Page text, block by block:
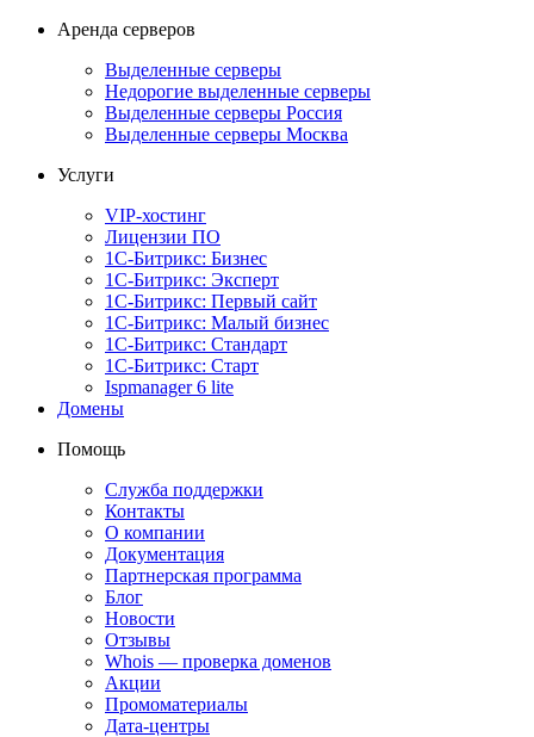
Аренда серверов
Выделенные серверы
Недорогие выделенные серверы
Выделенные серверы Россия
Выделенные серверы Москва
Услуги
VIP-хостинг
Лицензии ПО
1С-Битрикс: Бизнес
1С-Битрикс: Эксперт
1С-Битрикс: Первый сайт
1С-Битрикс: Малый бизнес
1С-Битрикс: Стандарт
1С-Битрикс: Старт
Ispmanager 6 lite
Домены
Помощь
Служба поддержки
Контакты
О компании
Документация
Партнерская программа
Блог
Новости
Отзывы
Whois — проверка доменов
Акции
Промоматериалы
Дата-центры